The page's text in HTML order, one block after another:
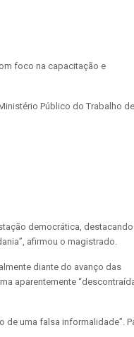
foco na capacitação e
Público do Trabalho de
democrática, destacando
afirmou o magistrado.
diante do avanço das
aparentemente
uma falsa informalidade”.